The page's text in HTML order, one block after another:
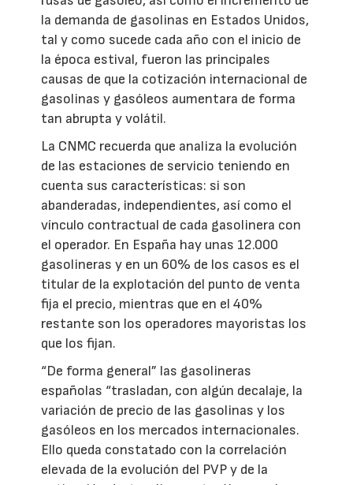
la demanda de gasolinas en Estados Unidos,
tal y como sucede cada año con el inicio de
la época estival, fueron las principales
causas de que la cotización internacional de
gasolinas y gasóleos aumentara de forma
tan abrupta y volátil.
La CNMC recuerda que analiza la evolución
de las estaciones de servicio teniendo en
cuenta sus características: si son
abanderadas, independientes, así como el
vínculo contractual de cada gasolinera con
el operador. En España hay unas 12.000
gasolineras y en un 60% de los casos es el
titular de la explotación del punto de venta
fija el precio, mientras que en el 40%
restante son los operadores mayoristas los
que los fijan.
“De forma general” las gasolineras
españolas “trasladan, con algún decalaje, la
variación de precio de las gasolinas y los
gasóleos en los mercados internacionales.
Ello queda constatado con la correlación
elevada de la evolución del PVP y de la